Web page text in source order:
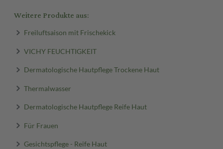
Weitere Produkte aus:
Freiluftsaison mit Frischekick
VICHY FEUCHTIGKEIT
Dermatologische Hautpflege Trockene Haut
Thermalwasser
Dermatologische Hautpflege Reife Haut
Für Frauen
Gesichtspflege - Reife Haut